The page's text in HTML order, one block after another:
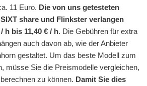
11 Euro. Die von uns getesteten
share und Flinkster verlangen
h bis 11,40 € / h. Die Gebühren für extra
auch davon ab, wie der Anbieter
gestaltet. Um das beste Modell zum
müsse Sie die Preismodelle vergleichen,
zu können. Damit Sie dies